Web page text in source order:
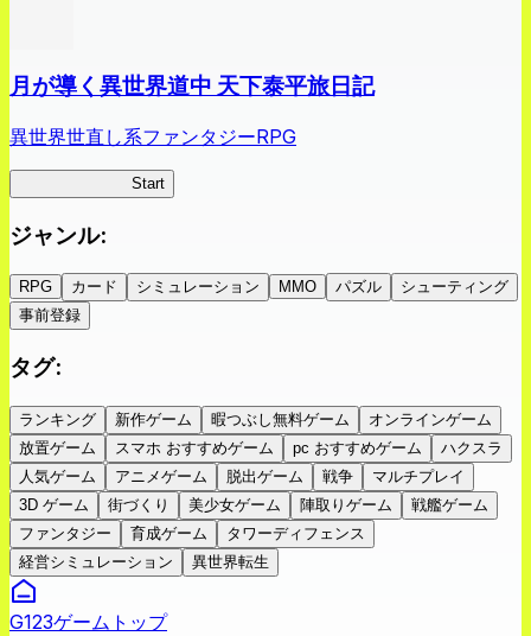
月が導く異世界道中 天下泰平旅日記
異世界世直し系ファンタジーRPG
Start
ジャンル:
RPG カード シミュレーション MMO パズル
シューティング
事前登録
タグ:
ランキング 新作ゲーム 暇つぶし無料ゲーム
オンラインゲーム
放置ゲーム
スマホ おすすめゲーム pc おすすめゲーム
ハクスラ
人気ゲーム
アニメゲーム 脱出ゲーム 戦争
マルチプレイ
3D ゲーム
街づくり 美少女ゲーム 陣取りゲーム
戦艦ゲーム
ファンタジー
育成ゲーム
タワーディフェンス
経営シミュレーション
異世界転生
G123ゲームトップ